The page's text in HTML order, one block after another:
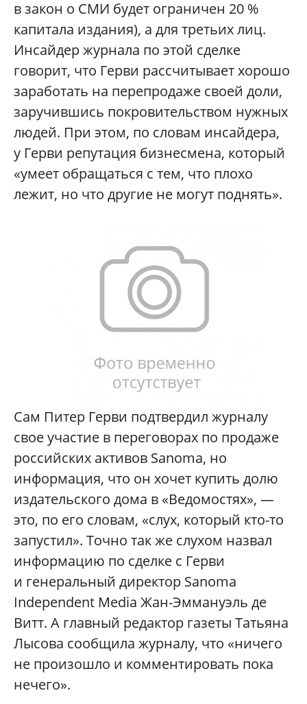
в закон о СМИ будет ограничен 20 %
капитала издания), а для третьих лиц.
Инсайдер журнала по этой сделке
говорит, что Герви рассчитывает хорошо
заработать на перепродаже своей доли,
заручившись покровительством нужных
людей. При этом, по словам инсайдера,
у Герви репутация бизнесмена, который
«умеет обращаться с тем, что плохо
лежит, но что другие не могут поднять».
Сам Питер Герви подтвердил журналу
свое участие в переговорах по продаже
российских активов Sanoma, но
информация, что он хочет купить долю
издательского дома в «Ведомостях», —
это, по его словам, «слух, который кто-то
запустил». Точно так же слухом назвал
информацию по сделке с Герви
и генеральный директор Sanoma
Independent Media Жан-Эммануэль де
Витт. А главный редактор газеты Татьяна
Лысова сообщила журналу, что «ничего
не произошло и комментировать пока
нечего».